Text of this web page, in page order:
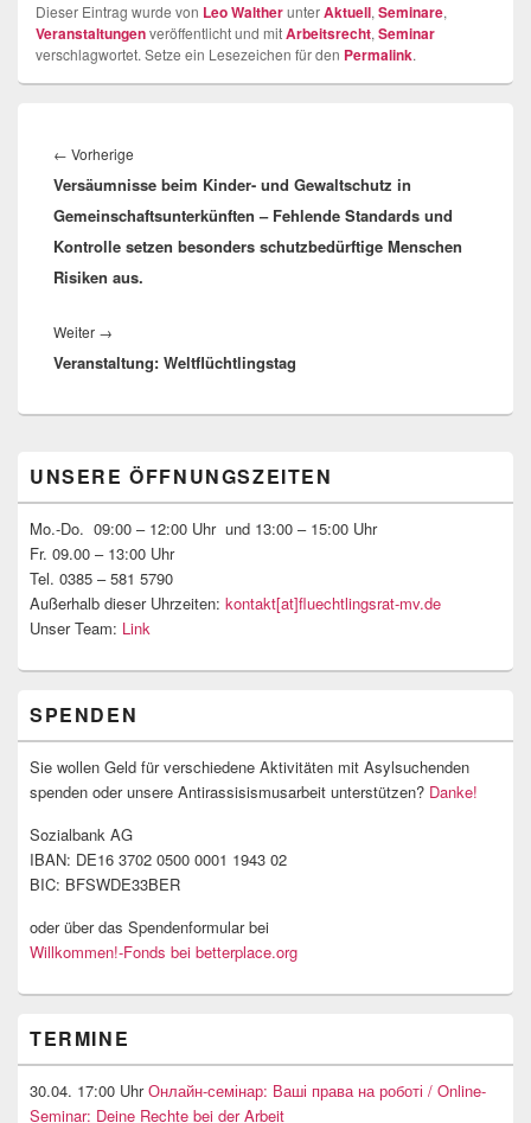
Dieser Eintrag wurde von Leo WaltherunterAktuell, Seminare,
Veranstaltungenveröffentlicht und mitArbeitsrecht, Seminar
verschlagwortet. Setze ein Lesezeichen für den Permalink.
← Vorherige
Beitrag:
Versäumnisse beim Kinder- und Gewaltschutz in
Gemeinschaftsunterkünften – Fehlende Standards und
Kontrolle setzen besonders schutzbedürftige Menschen
Risiken aus.
Weiter →
Beitrag:
Veranstaltung: Weltflüchtlingstag
Seitenleisten-
Widgetbereich
UNSERE ÖFFNUNGSZEITEN
Mo.-Do. 09:00 – 12:00 Uhr und 13:00 – 15:00 Uhr
Fr. 09.00 – 13:00 Uhr
Tel. 0385 – 581 5790
Außerhalb dieser Uhrzeiten: kontakt[at]fluechtlingsrat-mv.de
Unser Team: Link
SPENDEN
Sie wollen Geld für verschiedene Aktivitäten mit Asylsuchenden
spenden oder unsere Antirassisismusarbeit unterstützen? Danke!
Sozialbank AG
IBAN: DE16 3702 0500 0001 1943 02
BIC: BFSWDE33BER
oder über das Spendenformular bei
Willkommen!-Fonds bei betterplace.org
TERMINE
30.04. 17:00 UhrОнлайн-семінар: Ваші права на роботі / Online-
Seminar: Deine Rechte bei der Arbeit